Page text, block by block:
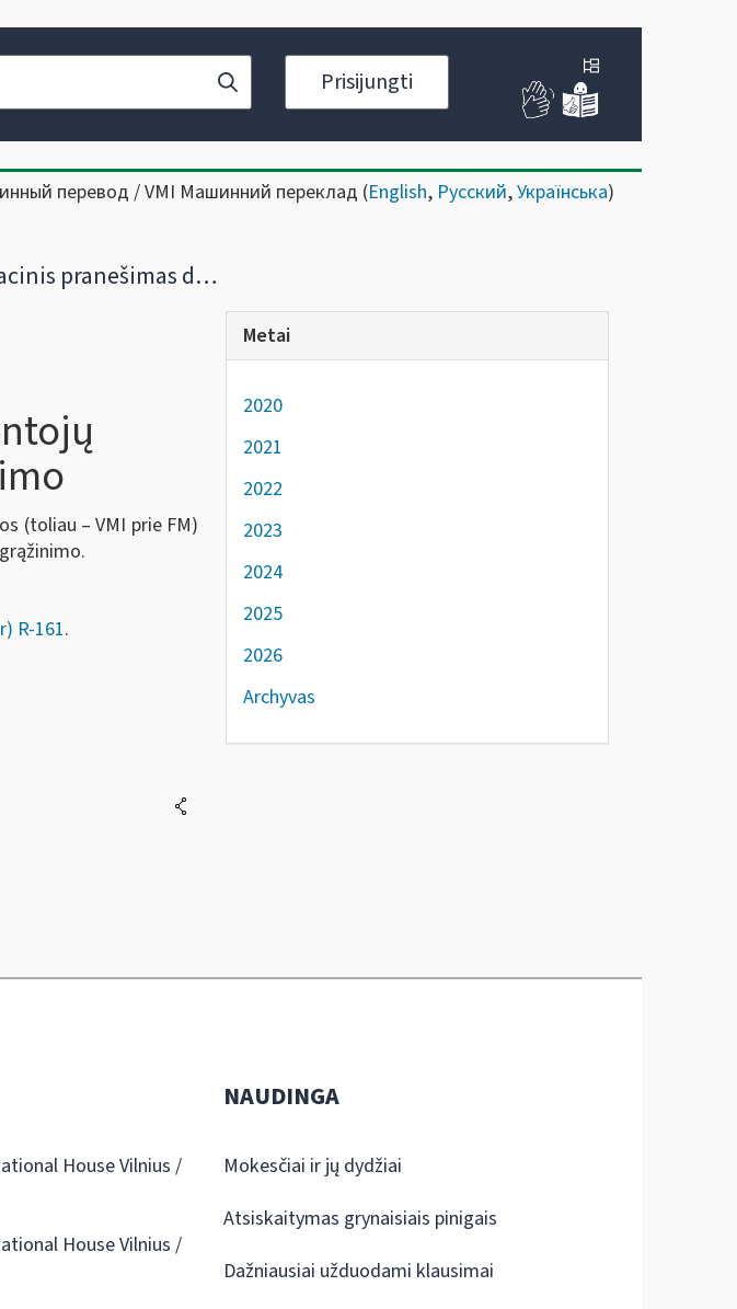
Prisijungti
перевод / VMI Машинний переклад (English, Русский,Українська)
dėl gyventojų pajamų mokesčio permokos grąžinimo
(toliau – VMI prie FM)
R-161.
Metai
2020
2021
2022
2023
2024
2025
2026
Archyvas
House Vilnius /
House Vilnius /
NAUDINGA
Mokesčiai ir jų dydžiai
Atsiskaitymas grynaisiais pinigais
Dažniausiai užduodami klausimai